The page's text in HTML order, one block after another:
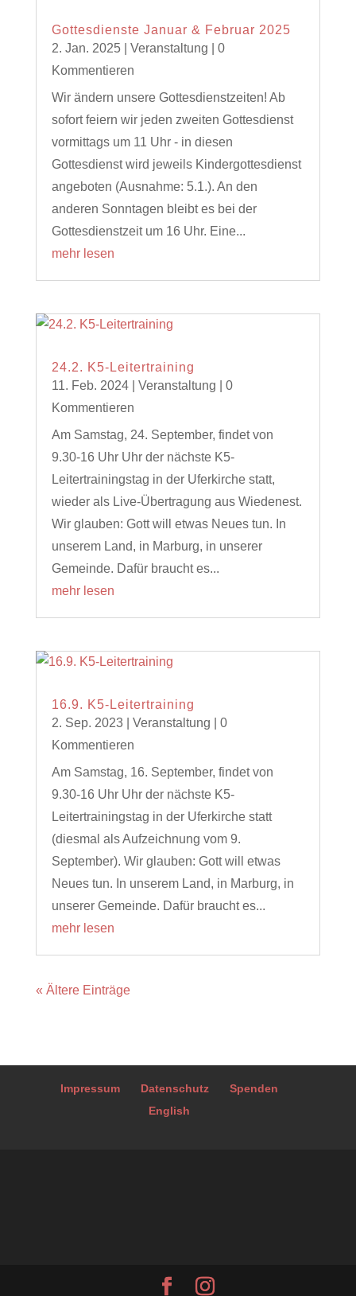
Gottesdienste Januar & Februar 2025
2. Jan. 2025| Veranstaltung | 0
Kommentieren
Wir ändern unsere Gottesdienstzeiten! Ab
sofort feiern wir jeden zweiten Gottesdienst
vormittags um 11 Uhr - in diesen
Gottesdienst wird jeweils Kindergottesdienst
angeboten (Ausnahme: 5.1.). An den
anderen Sonntagen bleibt es bei der
Gottesdienstzeit um 16 Uhr. Eine...
mehr lesen
24.2. K5-Leitertraining
11. Feb. 2024| Veranstaltung | 0
Kommentieren
Am Samstag, 24. September, findet von
9.30-16 Uhr Uhr der nächste K5-
Leitertrainingstag in der Uferkirche statt,
wieder als Live-Übertragung aus Wiedenest.
Wir glauben: Gott will etwas Neues tun. In
unserem Land, in Marburg, in unserer
Gemeinde. Dafür braucht es...
mehr lesen
16.9. K5-Leitertraining
2. Sep. 2023| Veranstaltung | 0
Kommentieren
Am Samstag, 16. September, findet von
9.30-16 Uhr Uhr der nächste K5-
Leitertrainingstag in der Uferkirche statt
(diesmal als Aufzeichnung vom 9.
September). Wir glauben: Gott will etwas
Neues tun. In unserem Land, in Marburg, in
unserer Gemeinde. Dafür braucht es...
mehr lesen
« Ältere Einträge
Impressum Datenschutz
Spenden
English